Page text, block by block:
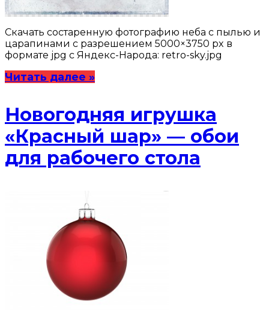
Скачать состаренную фотографию неба с пылью и
царапинами с разрешением 5000×3750 px в
формате jpg с Яндекс-Народа: retro-sky.jpg
Читать далее »
Новогодняя игрушка
«Красный шар» — обои
для рабочего стола